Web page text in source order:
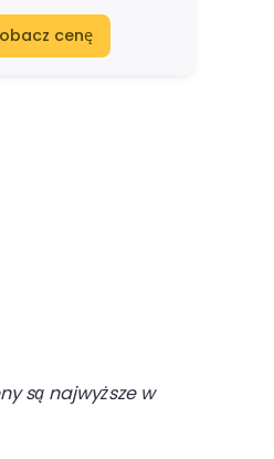
cenę
są najwyższe w